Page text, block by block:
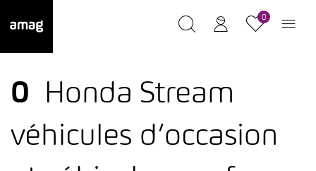
0
0
Honda Stream
véhicules d’occasion